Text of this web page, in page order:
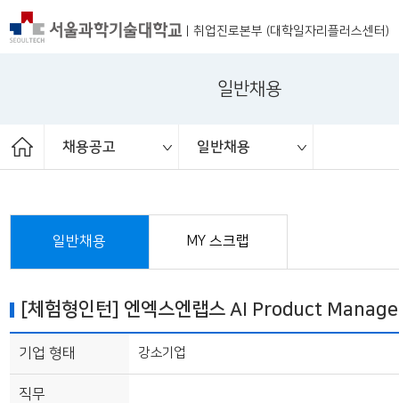
|취업진로본부 (대학일자리플러스센터)
일반채용
채용공고 일반채용
취업상담
프로그램
채용공고
취업정보
ST커리어멘토링
취업진로본부
추천채용
일반채용
채용행사
일반채용 MY 스크랩
[체험형인턴] 엔엑스엔랩스 AI Product
기업 형태 강소기업
직무